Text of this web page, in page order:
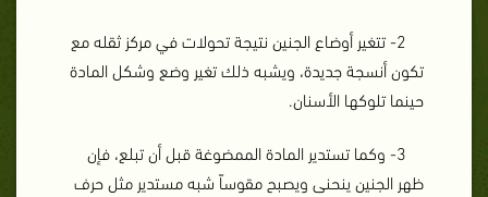
2- تتغير أوضاع الجنين نتيجة تحولات في مركز ثقله مع
تكون أنسجة جديدة، ويشبه ذلك تغير وضع وشكل المادة
حينما تلوكها الأسنان.
3- وكما تستدير المادة الممضوغة قبل أن تبلع، فإن
ظهر الجنين ينحنى ويصبح مقوساً شبه مستدير مثل حرف